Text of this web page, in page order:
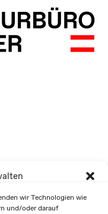
wir Technologien wie
und/oder darauf